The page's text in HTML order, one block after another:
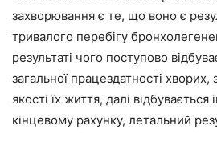
захворювання є те, що воно є
тривалого перебігу
результаті чого поступово
загальної працездатності хворих,
якості їх життя, далі відбувається
кінцевому рахунку, летальний